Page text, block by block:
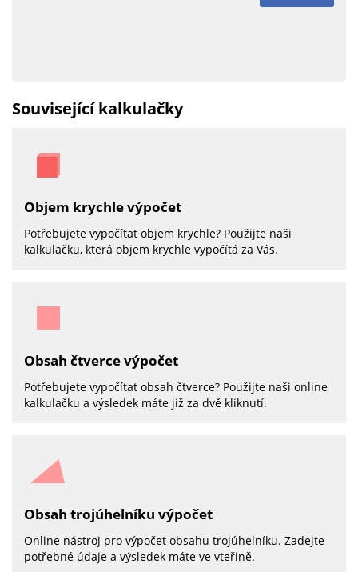
Související kalkulačky
Objem krychle výpočet
Potřebujete vypočítat objem krychle? Použijte naši
kalkulačku, která objem krychle vypočítá za Vás.
Obsah čtverce výpočet
Potřebujete vypočítat obsah čtverce? Použijte naši online
kalkulačku a výsledek máte již za dvě kliknutí.
Obsah trojúhelníku výpočet
Online nástroj pro výpočet obsahu trojúhelníku. Zadejte
potřebné údaje a výsledek máte ve vteřině.